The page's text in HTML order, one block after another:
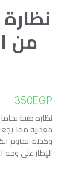
من
350EGP
نظاره طبية
معدنية مما
وكذلك تقاوم
الإطار على وجه